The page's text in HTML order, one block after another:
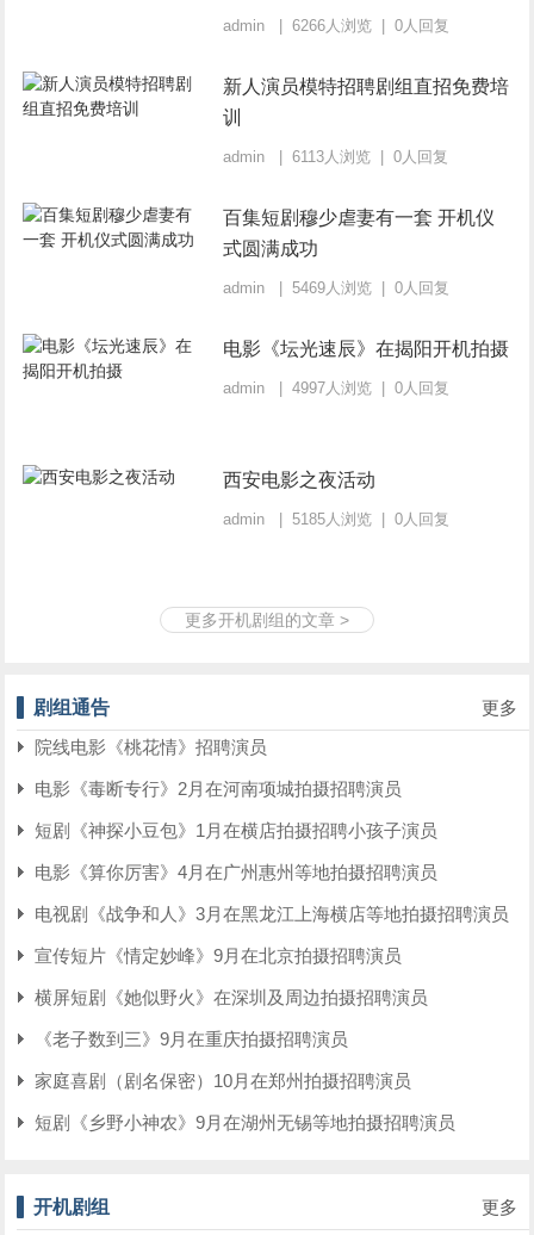
admin | 6266人浏览 | 0人回复
新人演员模特招聘剧组直招免费培
训
admin | 6113人浏览 | 0人回复
百集短剧穆少虐妻有一套 开机仪
式圆满成功
admin | 5469人浏览 | 0人回复
电影《坛光速辰》在揭阳开机拍摄
admin | 4997人浏览 | 0人回复
西安电影之夜活动
admin | 5185人浏览 | 0人回复
更多开机剧组的文章 >
剧组通告
更多
院线电影《桃花情》招聘演员
电影《毒断专行》2月在河南项城拍摄招聘演员
短剧《神探小豆包》1月在横店拍摄招聘小孩子演员
电影《算你厉害》4月在广州惠州等地拍摄招聘演员
电视剧《战争和人》3月在黑龙江上海横店等地拍摄招聘演员
宣传短片《情定妙峰》9月在北京拍摄招聘演员
横屏短剧《她似野火》在深圳及周边拍摄招聘演员
《老子数到三》9月在重庆拍摄招聘演员
家庭喜剧（剧名保密）10月在郑州拍摄招聘演员
短剧《乡野小神农》9月在湖州无锡等地拍摄招聘演员
开机剧组
更多